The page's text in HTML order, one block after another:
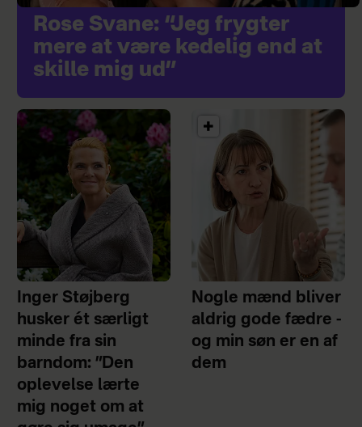
Rose Svane: “Jeg frygter
mere at være kedelig end at
skille mig ud”
Inger Støjberg
husker ét særligt
minde fra sin
barndom: ”Den
oplevelse lærte
mig noget om at
Nogle mænd bliver
aldrig gode fædre -
og min søn er en af
dem